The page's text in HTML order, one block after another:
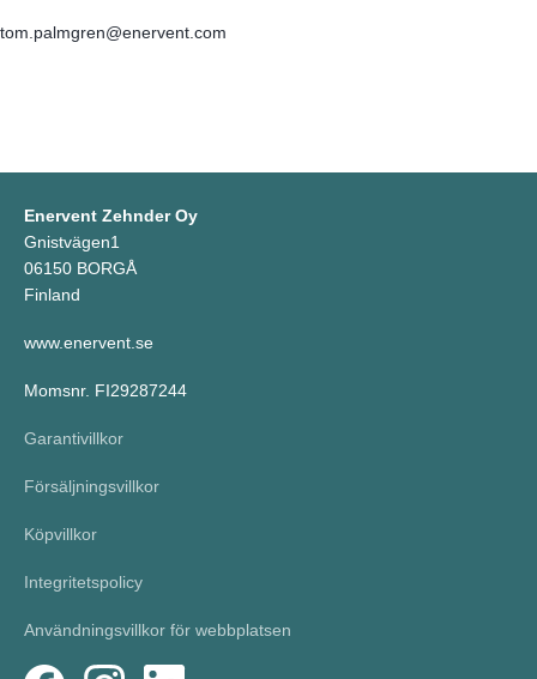
tom.palmgren@enervent.com
Enervent Zehnder Oy
Gnistvägen1
06150 BORGÅ
Finland
www.enervent.se
Momsnr. FI29287244
Garantivillkor
Försäljningsvillkor
Köpvillkor
Integritetspolicy
Användningsvillkor för webbplatsen